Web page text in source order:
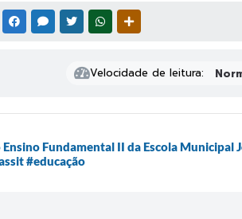
FACEBOOKMESSENGER
TWITTERWHATSAPP
Velocidade de leitura:
Fundamental II da Escola Municipal
#educação